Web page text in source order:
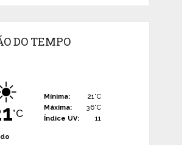
DO TEMPO
°C
Mínima:
21°C
Máxima:
36°C
Índice UV:
11